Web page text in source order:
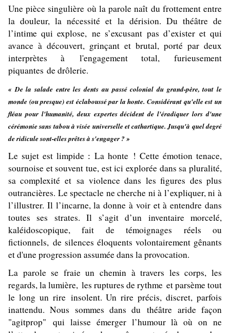
Une pièce singulière où la parole naît du frottement entre
la douleur, la nécessité et la dérision. Du théâtre de
l’intime qui explose, ne s’excusant pas d’exister et qui
avance à découvert, grinçant et brutal, porté par deux
interprètes à l'engagement total, furieusement
piquantes de drôlerie.
« De la salade entre les dents au passé colonial du grand-père, tout le
monde (ou presque) est éclaboussé par la honte. Considérant qu'elle est un
fléau pour l'humanité, deux expertes décident de l'éradiquer lors d'une
cérémonie sans tabou à visée universelle et cathartique. Jusqu'à quel degré
de ridicule sont-elles prêtes à s'engager ? »
Le sujet est limpide : La honte ! Cette émotion tenace,
sournoise et souvent tue, est ici explorée dans sa pluralité,
sa complexité et sa violence dans les figures des plus
outrancières. Le spectacle ne cherche ni à l’expliquer, ni à
l’illustrer. Il l’incarne, la donne à voir et à entendre dans
toutes ses strates. Il s’agit d’un inventaire morcelé,
kaléidoscopique, fait de témoignages réels ou
fictionnels, de silences éloquents volontairement gênants
et d'une progression assumée dans la provocation.
La parole se fraie un chemin à travers les corps, les
regards, la lumière, les ruptures de rythme et parsème tout
le long un rire insolent. Un rire précis, discret, parfois
inattendu. Nous sommes dans du théâtre aride façon
"agitprop" qui laisse émerger l’humour là où on ne